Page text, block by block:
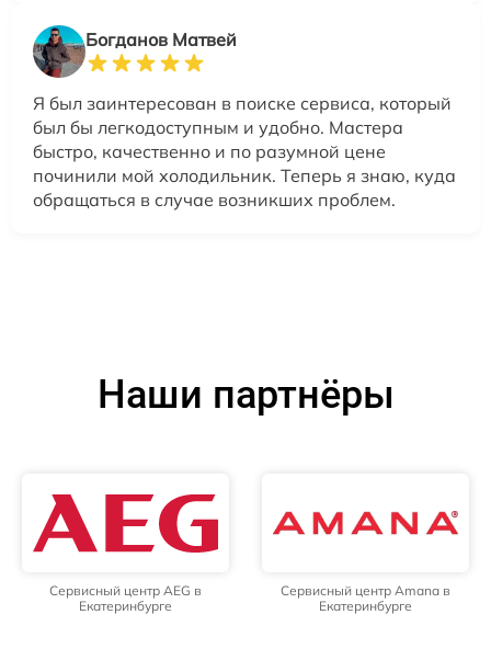
Богданов Матвей
Я был заинтересован в поиске сервиса, который
был бы легкодоступным и удобно. Мастера
быстро, качественно и по разумной цене
починили мой холодильник. Теперь я знаю, куда
обращаться в случае возникших проблем.
Наши партнёры
Сервисный центр AEG в
Екатеринбурге
Сервисный центр Amana в
Екатеринбурге